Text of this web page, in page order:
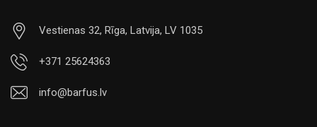
Vestienas 32, Rīga, Latvija, LV 1035
+371 25624363
info@barfus.lv